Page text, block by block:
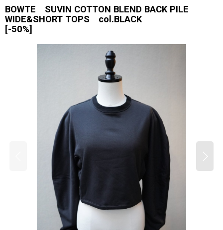
BOWTE SUVIN COTTON BLEND BACK PILE
WIDE&SHORT TOPS col.BLACK
[-50%]